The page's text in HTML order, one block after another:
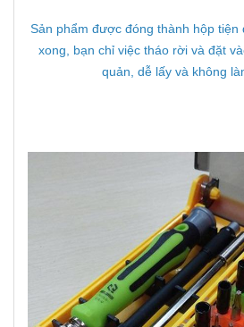
Sản phẩm được đóng thành hộp tiện
xong, bạn chỉ việc tháo rời và đặt
quản, dễ lấy và không